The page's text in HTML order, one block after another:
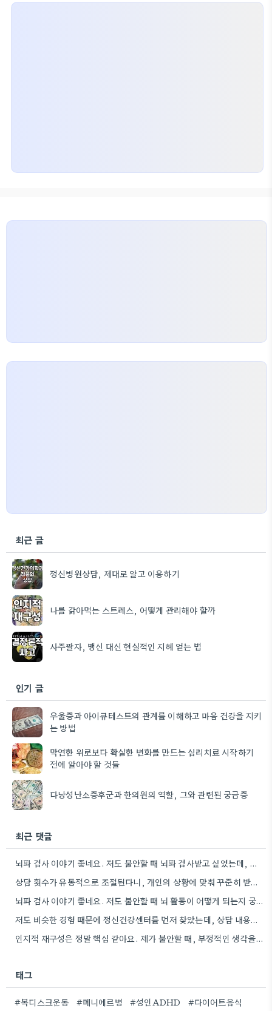
최근 글
정신병원상담, 제대로 알고 이용하기
나를 갉아먹는 스트레스, 어떻게 관리해야 할까
사주팔자, 맹신 대신 현실적인 지혜 얻는 법
인기 글
우울증과 아이큐테스트의 관계를 이해하고 마음 건강을 지키
는 방법
막연한 위로보다 확실한 변화를 만드는 심리치료 시작하기
전에 알아야 할 것들
다낭성난소증후군과 한의원의 역할, 그와 관련된 궁금증
최근 댓글
뇌파 검사 이야기 좋네요. 저도 불안할 때 뇌파 검사받고 싶었는데, 비용 때문에 망설였거든요.
상담 횟수가 유동적으로 조절된다니, 개인의 상황에 맞춰 꾸준히 받을 수 있다는 점이 특히 와닿네요.
뇌파 검사 이야기 좋네요. 저도 불안할 때 뇌 활동이 어떻게 되는지 궁금해했던 적이 있어요.
저도 비슷한 경험 때문에 정신건강센터를 먼저 찾았는데, 상담 내용이 훨씬 구체적으로 도움이 됐어요.
인지적 재구성은 정말 핵심 같아요. 제가 불안할 때, 부정적인 생각을 긍정적으로 바꾸려고 노력하는데, 작은 변화가…
태그
#목디스크운동 #메니에르병 #성인ADHD #다이어트음식